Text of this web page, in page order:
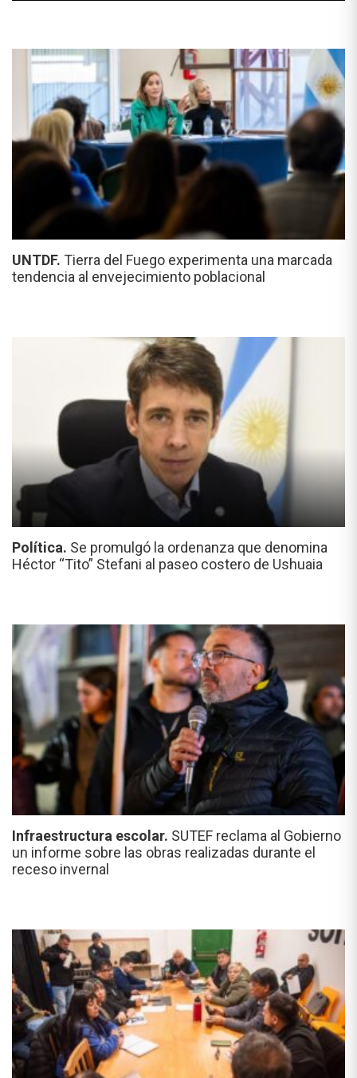
UNTDF. Tierra del Fuego experimenta una marcada
tendencia al envejecimiento poblacional
Política. Se promulgó la ordenanza que denomina
Héctor “Tito” Stefani al paseo costero de Ushuaia
Infraestructura escolar. SUTEF reclama al Gobierno
un informe sobre las obras realizadas durante el
receso invernal